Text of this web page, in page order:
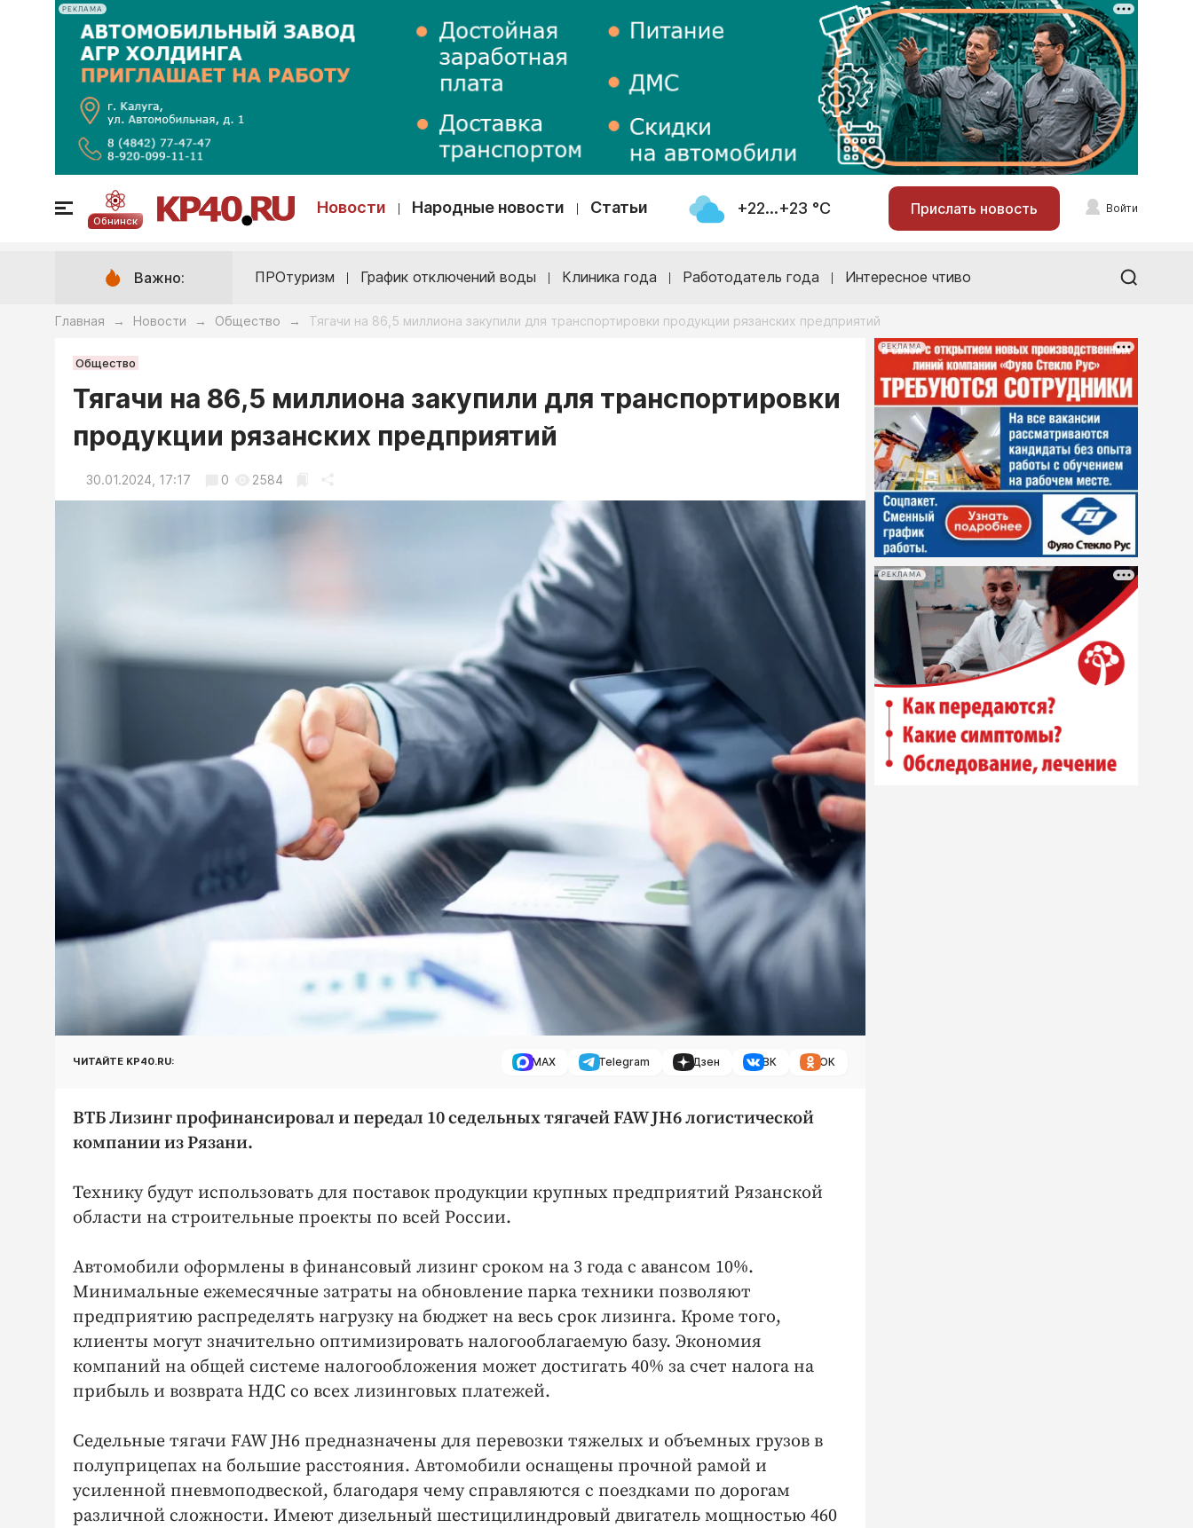
РЕКЛАМА
Обнинск
Новости Народные новости Статьи +22...+23 °С Прислать новость Войти
Важно: ПРОтуризм График отключений воды Клиника года Работодатель года Интересное чтиво
Главная → Новости → Общество → Тягачи на 86,5 миллиона закупили для транспортировки продукции рязанских предприятий
Общество
Тягачи на 86,5 миллиона закупили для транспортировки
продукции рязанских предприятий
30.01.2024, 17:17 0 2584
ЧИТАЙТЕ KP40.RU: MAX Telegram Дзен ВК ОК
ВТБ Лизинг профинансировал и передал 10 седельных тягачей FAW JH6 логистической
компании из Рязани.
Технику будут использовать для поставок продукции крупных предприятий Рязанской
области на строительные проекты по всей России.
Автомобили оформлены в финансовый лизинг сроком на 3 года с авансом 10%.
Минимальные ежемесячные затраты на обновление парка техники позволяют
предприятию распределять нагрузку на бюджет на весь срок лизинга. Кроме того,
клиенты могут значительно оптимизировать налогооблагаемую базу. Экономия
компаний на общей системе налогообложения может достигать 40% за счет налога на
прибыль и возврата НДС со всех лизинговых платежей.
Седельные тягачи FAW JH6 предназначены для перевозки тяжелых и объемных грузов в
полуприцепах на большие расстояния. Автомобили оснащены прочной рамой и
усиленной пневмоподвеской, благодаря чему справляются с поездками по дорогам
различной сложности. Имеют дизельный шестицилиндровый двигатель мощностью 460
РЕКЛАМА
РЕКЛАМА